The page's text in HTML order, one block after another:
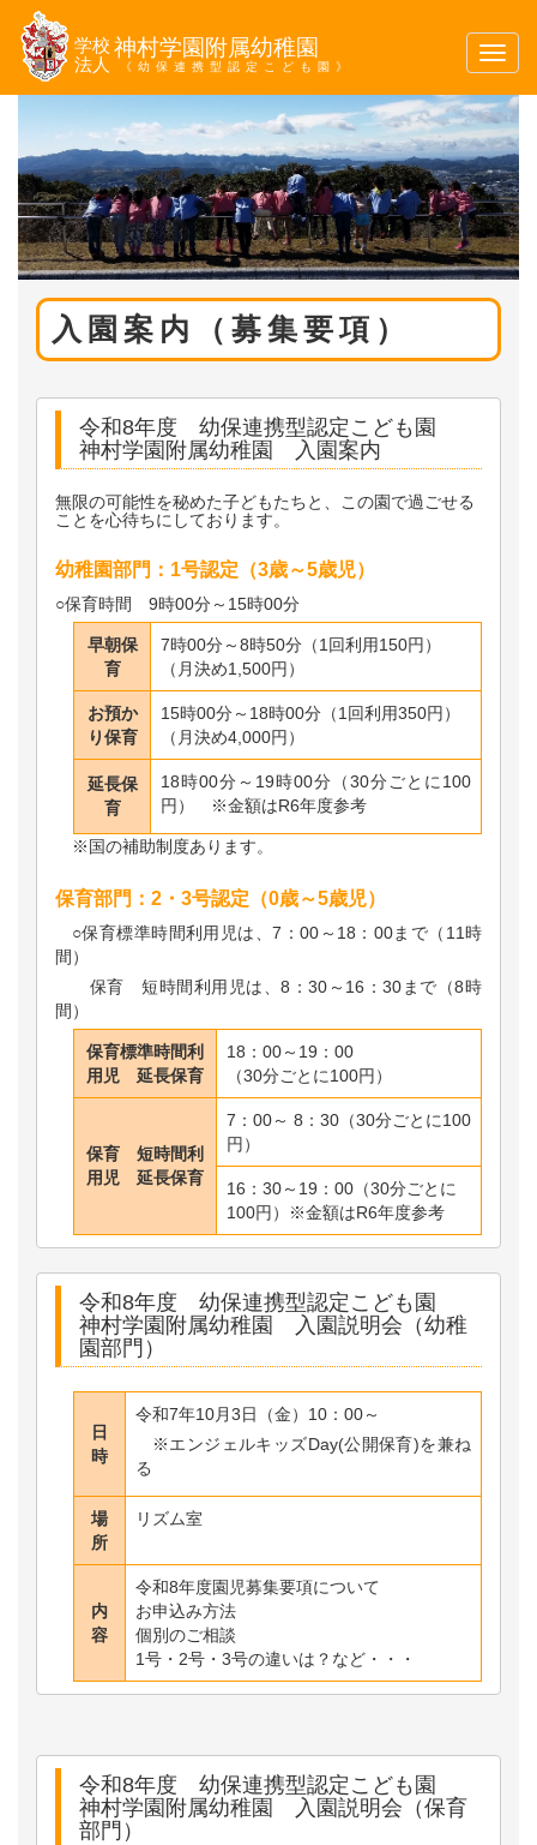
学校
法人
神村学園附属幼稚園
《幼保連携型認定こども園》
入園案内（募集要項）
令和8年度 幼保連携型認定こども園
神村学園附属幼稚園 入園案内
無限の可能性を秘めた子どもたちと、この園で過ごせる
ことを心待ちにしております。
幼稚園部門：1号認定（3歳～5歳児）
○保育時間 9時00分～15時00分
早朝保
育
7時00分～8時50分（1回利用150円）
（月決め1,500円）
お預か
り保育
15時00分～18時00分（1回利用350円）
（月決め4,000円）
延長保
育
18時00分～19時00分（30分ごとに100
円） ※金額はR6年度参考
※国の補助制度あります。
保育部門：2・3号認定（0歳～5歳児）
○保育標準時間利用児は、7：00～18：00まで（11時
間）
保育 短時間利用児は、8：30～16：30まで（8時
間）
保育標準時間利
用児 延長保育
18：00～19：00
（30分ごとに100円）
保育 短時間利
用児 延長保育
7：00～ 8：30（30分ごとに100
円）
16：30～19：00（30分ごとに
100円）※金額はR6年度参考
令和8年度 幼保連携型認定こども園
神村学園附属幼稚園 入園説明会（幼稚
園部門）
日
時
令和7年10月3日（金）10：00～
※エンジェルキッズDay(公開保育)を兼ね
る
場
所
リズム室
内
容
令和8年度園児募集要項について
お申込み方法
個別のご相談
1号・2号・3号の違いは？など・・・
令和8年度 幼保連携型認定こども園
神村学園附属幼稚園 入園説明会（保育
部門）